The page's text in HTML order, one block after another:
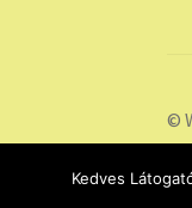
©
Kedves